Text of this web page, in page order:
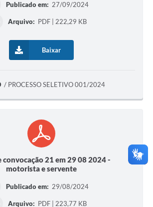
Publicado em: 27/09/2024
Arquivo: PDF | 222,29 KB
Baixar
PROCESSO SELETIVO 001/2024
convocação 21 em 29 08 2024 -
motorista e servente
Publicado em: 29/08/2024
Arquivo: PDF | 223,77 KB